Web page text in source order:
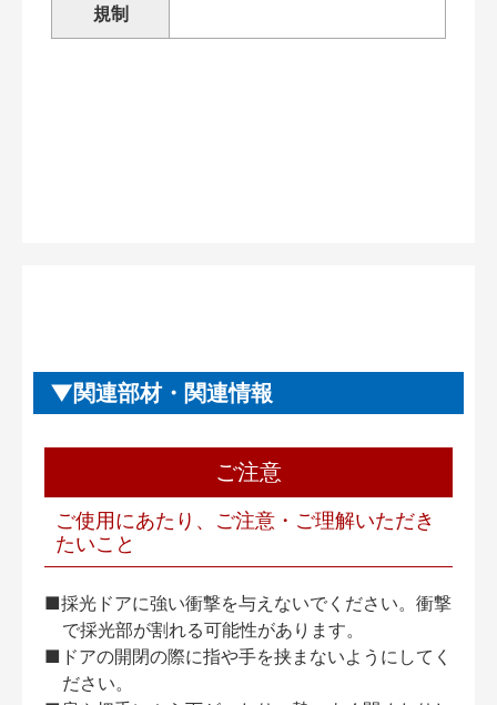
規制
関連部材・関連情報
ご注意
ご使用にあたり、ご注意・ご理解いただき
たいこと
■採光ドアに強い衝撃を与えないでください。衝撃
で採光部が割れる可能性があります。
■ドアの開閉の際に指や手を挟まないようにしてく
ださい。